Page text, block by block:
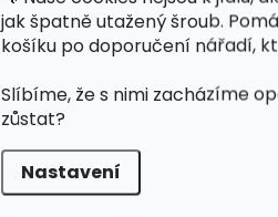
jak špatně utažený šroub.
košíku po doporučení nářadí,
Slíbíme, že s nimi zacházíme
zůstat?
Nastavení
Stabilní mazací
vlastnosti i při
snížená tvorba
usazenin